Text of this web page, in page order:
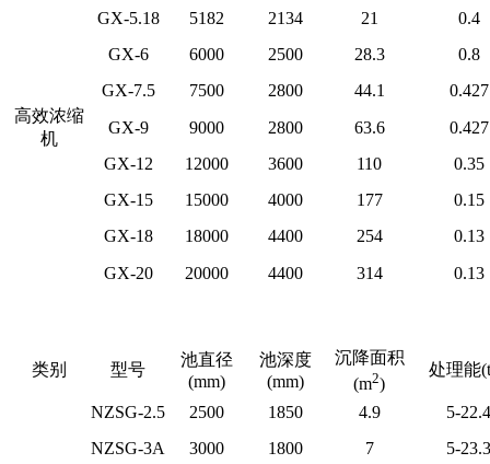
高效浓缩
机
GX-5.18
5182 2134 21
0.4
GX-6
6000 2500 28.3
0.8
GX-7.5
7500 2800 44.1
0.427
GX-9
9000 2800 63.6
0.427
GX-12
12000 3600 110
0.35
GX-15
15000 4000 177
0.15
GX-18
18000 4400 254
0.13
GX-20
20000 4400 314 0.13
类别 型号
池直径
(mm)
池深度
(mm)
沉降面积
(m2)
处理能
NZSG-2.5 2500 1850 4.9
5-22.4
NZSG-3A
3000 1800 7
5-23.3